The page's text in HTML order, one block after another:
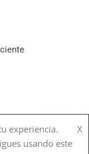
experiencia.
usando este
X